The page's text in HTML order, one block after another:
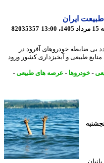
ایران
82035357
خودروهای آفرود در
طبیعی و آبخیزداری کشور ورود
خودروها-عرصه های طبیعی-